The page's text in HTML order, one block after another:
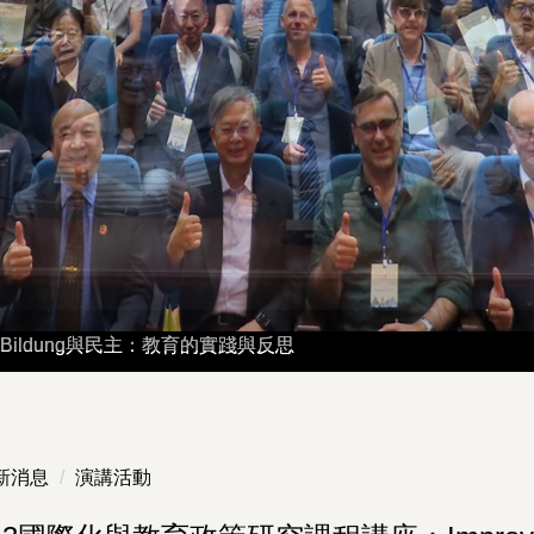
與民主：教育的實踐與反思
與民主：教育的實踐與反思
消息 演講活動